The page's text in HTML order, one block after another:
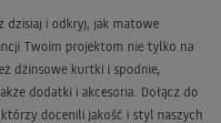
dzisiaj i odkryj, jak matowe
Twoim projektom nie tylko na
dżinsowe kurtki i spodnie,
dodatki i akcesoria. Dołącz do
docenili jakość i styl naszych